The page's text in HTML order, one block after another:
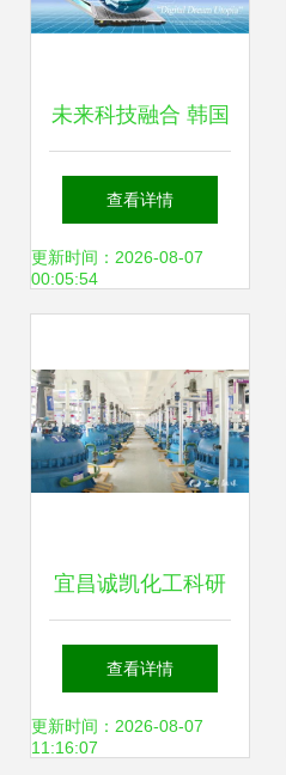
未来科技融合 韩国
设计元素与新能源
技术的视觉盛宴
查看详情
更新时间：2026-08-07
00:05:54
宜昌诚凯化工科研
投入超500万元，
新兴能源技术研发
查看详情
更新时间：2026-08-07
11:16:07